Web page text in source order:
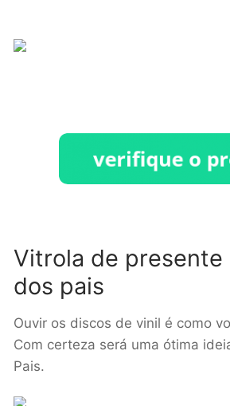
Vitrola de presente
dos pais
Ouvir os discos de vinil é como
Com certeza será uma ótima
Pais.